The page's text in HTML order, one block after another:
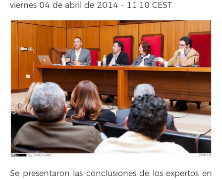
viernes 04 de abril de 2014 - 11:10 CEST
Se presentaron las conclusiones de los expertos en